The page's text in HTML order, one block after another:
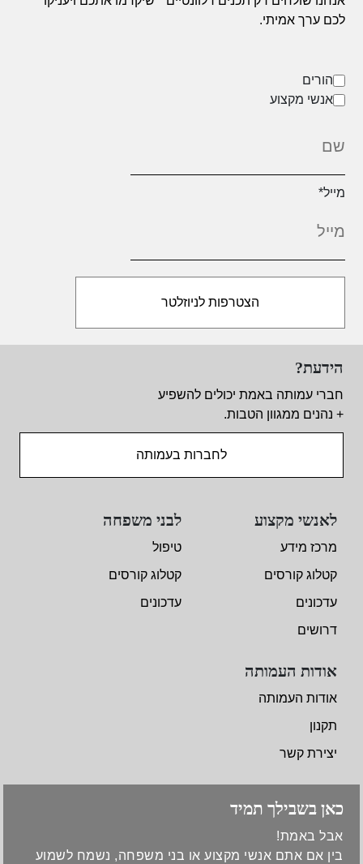
לכם ערך אמיתי.
הורים
אנשי מקצוע
מייל*
הידעת?
חברי עמותה באמת יכולים להשפיע
+ נהנים ממגוון הטבות.
לחברות בעמותה
אודות העמותה
אודות העמותה
תקנון
יצירת קשר
לאנשי מקצוע
מרכז מידע
קטלוג קורסים
עדכונים
דרושים
לבני משפחה
טיפול
קטלוג קורסים
עדכונים
כאן בשבילך תמיד
אבל באמת!
בין אם אתם אנשי מקצוע או בני משפחה, נשמח לשמוע